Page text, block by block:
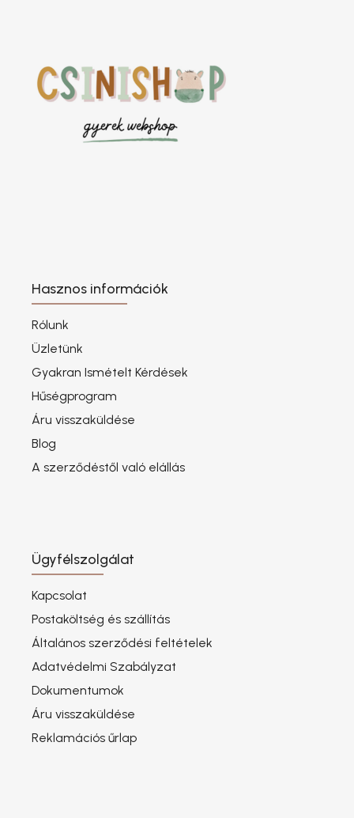
Hasznos információk
Rólunk
Üzletünk
Gyakran Ismételt Kérdések
Hűségprogram
Áru visszaküldése
Blog
A szerződéstől való elállás
Ügyfélszolgálat
Kapcsolat
Postaköltség és szállítás
Általános szerződési feltételek
Adatvédelmi Szabályzat
Dokumentumok
Áru visszaküldése
Reklamációs űrlap